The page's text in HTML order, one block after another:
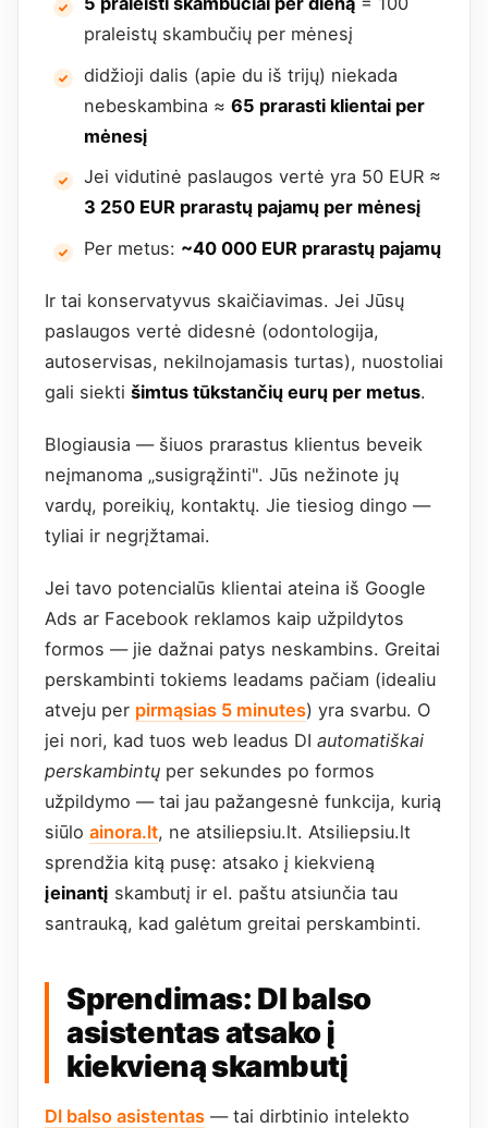
praleistų skambučių per mėnesį
didžioji dalis (apie du iš trijų) niekada
nebeskambina ≈ 65 prarasti klientai per
mėnesį
Jei vidutinė paslaugos vertė yra 50 EUR ≈
3 250 EUR prarastų pajamų per mėnesį
Per metus: ~40 000 EUR prarastų pajamų
Ir tai konservatyvus skaičiavimas. Jei Jūsų
paslaugos vertė didesnė (odontologija,
autoservisas, nekilnojamasis turtas), nuostoliai
gali siekti šimtus tūkstančių eurų per metus.
Blogiausia — šiuos prarastus klientus beveik
neįmanoma „susigrąžinti". Jūs nežinote jų
vardų, poreikių, kontaktų. Jie tiesiog dingo —
tyliai ir negrįžtamai.
Jei tavo potencialūs klientai ateina iš Google
Ads ar Facebook reklamos kaip užpildytos
formos — jie dažnai patys neskambins. Greitai
perskambinti tokiems leadams pačiam (idealiu
atveju per pirmąsias 5 minutes) yra svarbu. O
jei nori, kad tuos web leadus DI automatiškai
perskambintų per sekundes po formos
užpildymo — tai jau pažangesnė funkcija, kurią
siūlo ainora.lt, ne atsiliepsiu.lt. Atsiliepsiu.lt
sprendžia kitą pusę: atsako į kiekvieną
įeinantį skambutį ir el. paštu atsiunčia tau
santrauką, kad galėtum greitai perskambinti.
Sprendimas: DI balso
asistentas atsako į
kiekvieną skambutį
DI balso asistentas — tai dirbtinio intelekto